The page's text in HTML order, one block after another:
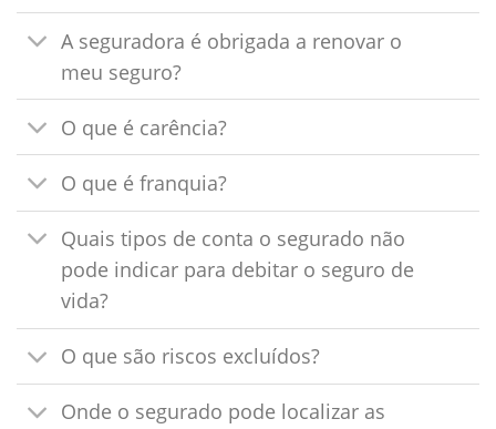
A seguradora é obrigada a renovar o
meu seguro?
O que é carência?
O que é franquia?
Quais tipos de conta o segurado não
pode indicar para debitar o seguro de
vida?
O que são riscos excluídos?
Onde o segurado pode localizar as